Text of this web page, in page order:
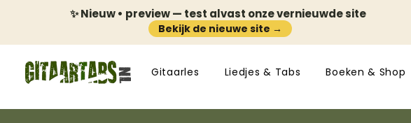
✨ Nieuw • preview — test alvast onze vernieuwde site
Bekijk de nieuwe site →
Gitaarles Liedjes & Tabs Boeken & Shop